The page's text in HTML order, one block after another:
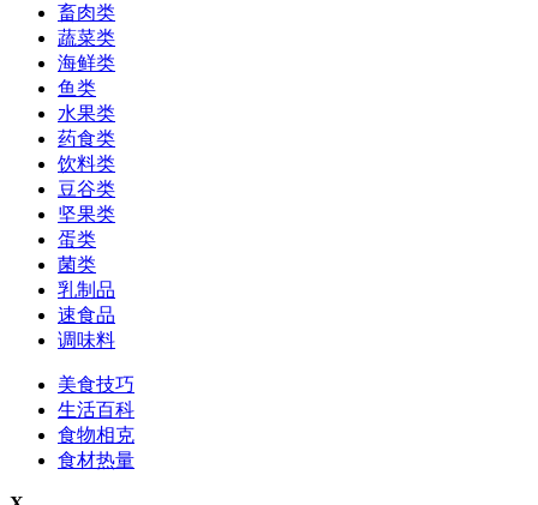
畜肉类
蔬菜类
海鲜类
鱼类
水果类
药食类
饮料类
豆谷类
坚果类
蛋类
菌类
乳制品
速食品
调味料
美食技巧
生活百科
食物相克
食材热量